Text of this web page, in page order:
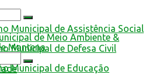
Municipal de Assistência Social
Municipal de Defesa Civil
Municipal de Educação
de Meio Ambiente &